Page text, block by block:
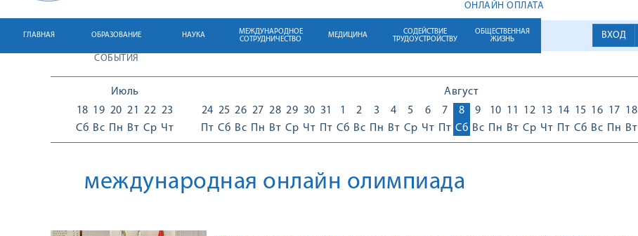
ОНЛАЙН ОПЛАТА
ВХОД
ГЛАВНАЯ ОБРАЗОВАНИЕ НАУКА
МЕЖДУНАРОДНОЕ
СОТРУДНИЧЕСТВО
МЕДИЦИНА
СОДЕЙСТВИЕ
ТРУДОУСТРОЙСТВУ
ОБЩЕСТВЕННАЯ
ЖИЗНЬ
СОБЫТИЯ
Июль
18
Сб
19
Вс
20
Пн
21
Вт
22
Ср
23
Чт
Август
24
Пт
25
Сб
26
Вс
27
Пн
28
Вт
29
Ср
30
Чт
31
Пт
1
Сб
2
Вс
3
Пн
4
Вт
5
Ср
6
Чт
7
Пт
8
Сб
9
Вс
10
Пн
11
Вт
12
Ср
13
Чт
14
Пт
15
Сб
16
Вс
17
Пн
18
Вт
международная онлайн олимпиада